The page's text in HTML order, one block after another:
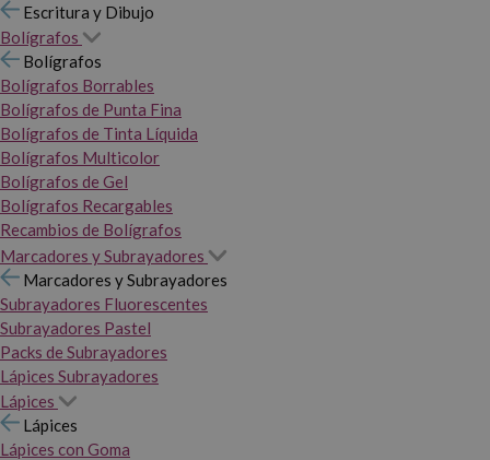
Escritura y Dibujo
Bolígrafos
Bolígrafos
Bolígrafos Borrables
Bolígrafos de Punta Fina
Bolígrafos de Tinta Líquida
Bolígrafos Multicolor
Bolígrafos de Gel
Bolígrafos Recargables
Recambios de Bolígrafos
Marcadores y Subrayadores
Marcadores y Subrayadores
Subrayadores Fluorescentes
Subrayadores Pastel
Packs de Subrayadores
Lápices Subrayadores
Lápices
Lápices
Lápices con Goma